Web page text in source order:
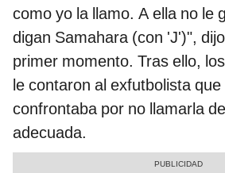
como yo la llamo. A ella no le
digan Samahara (con 'J')", dijo
primer momento. Tras ello,
le contaron al exfutbolista
confrontaba por no llamarla
adecuada.